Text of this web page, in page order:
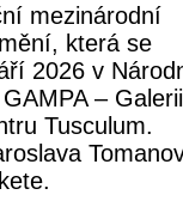
mezinárodní
která se
2026 v
– Galerii
Tusculum.